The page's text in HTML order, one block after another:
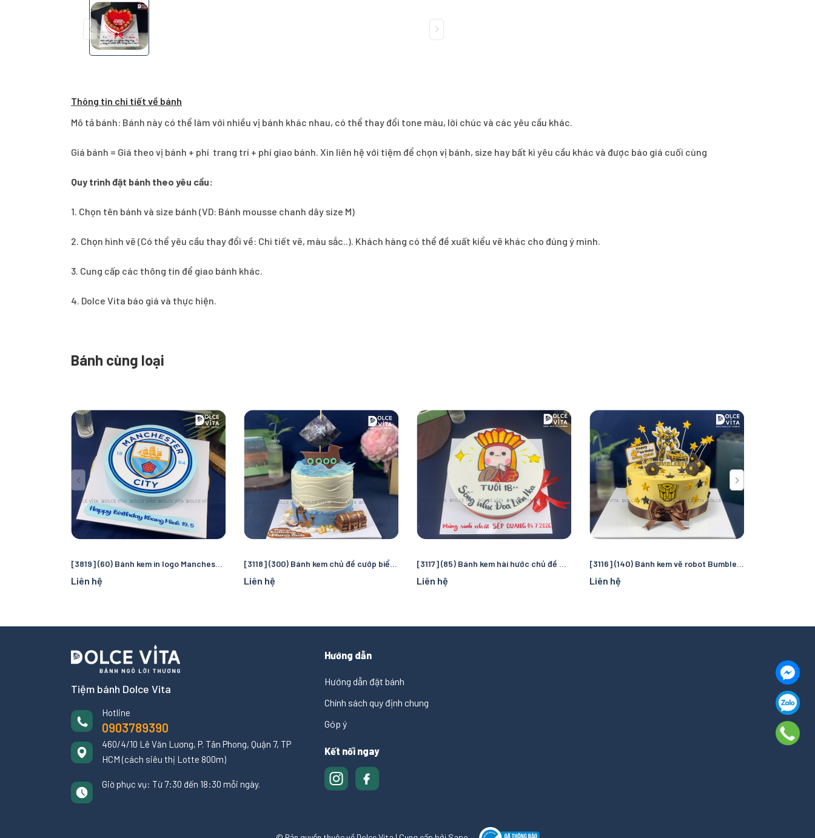
Thông tin chi tiết về bánh
Mô tả bánh: Bánh này có thể làm với nhiều vị bánh khác nhau, có thể thay đổi tone màu, lời chúc và các yêu cầu khác.
Giá bánh = Giá theo vị bánh + phí trang trí + phí giao bánh. Xin liên hệ với tiệm để chọn vị bánh, size hay bất kì yêu cầu khác và được báo giá cuối cùng
Quy trình đặt bánh theo yêu cầu:
1. Chọn tên bánh và size bánh (VD: Bánh mousse chanh dây size M)
2. Chọn hình vẽ (Có thể yêu cầu thay đổi về: Chi tiết vẽ, màu sắc..). Khách hàng có thể đề xuất kiểu vẽ khác cho đúng ý mình.
3. Cung cấp các thông tin để giao bánh khác.
4. Dolce Vita báo giá và thực hiện.
Bánh cùng loại
[3819] (60) Bánh kem in logo Manchester City – Quà tặng sinh nhật hoàn hảo cho fan bóng đá
Liên hệ
[3118] (300) Bánh kem chủ đề cướp biển và đại dương – Chuyến truy tìm kho báu kỳ thú cho bé
Liên hệ
[3117] (85) Bánh kem hài hước chủ đề Thỏ Bảy Màu hóa Đường Tăng – Thiết kế "troll" bạn bè, đồng nghiệp
Liên hệ
[3116] (140) Bánh kem vẽ robot Bumblebee – Món quà cho fan Transformers
Liên hệ
Tiệm bánh Dolce Vita
Hotline
0903789390
460/4/10 Lê Văn Lương, P. Tân Phong, Quận 7, TP
HCM (cách siêu thị Lotte 800m)
Giờ phục vụ: Từ 7:30 đến 18:30 mỗi ngày.
Hướng dẫn
Hướng dẫn đặt bánh
Chính sách quy định chung
Góp ý
Kết nối ngay